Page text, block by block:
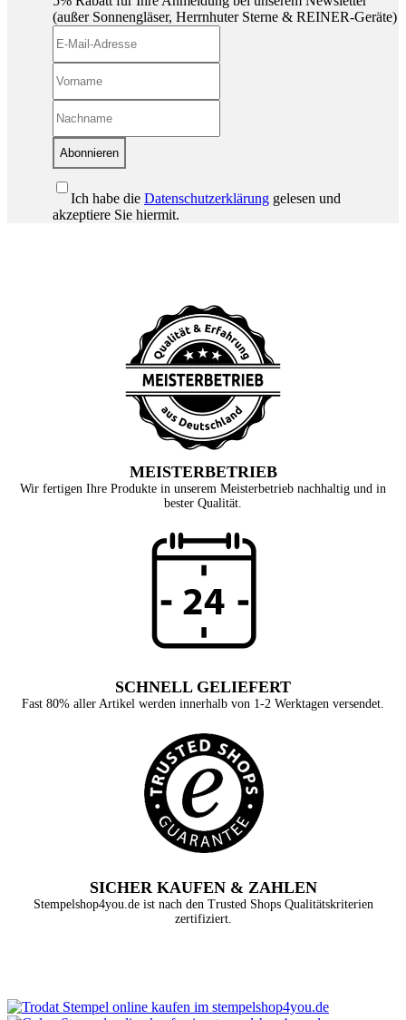
(außer Sonnengläser, Herrnhuter Sterne & REINER-Geräte)
Abonnieren
Ich habe die Datenschutzerklärung gelesen und
akzeptiere Sie hiermit.
MEISTERBETRIEB
Wir fertigen Ihre Produkte in unserem Meisterbetrieb nachhaltig und in
bester Qualität.
SCHNELL GELIEFERT
Fast 80% aller Artikel werden innerhalb von 1-2 Werktagen versendet.
SICHER KAUFEN & ZAHLEN
Stempelshop4you.de ist nach den Trusted Shops Qualitätskriterien
zertifiziert.